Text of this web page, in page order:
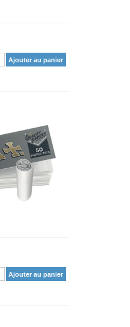
Ajouter au panier
Ajouter au panier